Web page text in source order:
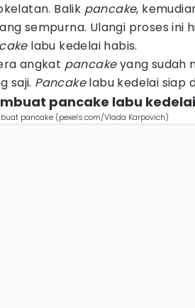
Balik pancake,
sempurna. Ulangi proses ini
labu kedelai habis.
angkat pancakeyang sudah
saji. Pancakelabu kedelai siap
pancake labu kedelai
pancake (pexels.com/Vlada Karpovich)